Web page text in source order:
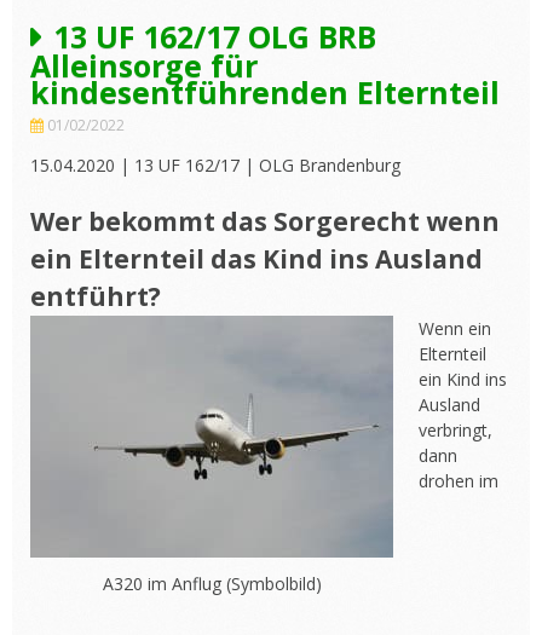
13 UF 162/17 OLG BRB
Alleinsorge für
kindesentführenden Elternteil
01/02/2022
15.04.2020 | 13 UF 162/17 | OLG Brandenburg
Wer bekommt das Sorgerecht wenn
ein Elternteil das Kind ins Ausland
entführt?
A320 im Anflug (Symbolbild)
Wenn ein
Elternteil
ein Kind ins
Ausland
verbringt,
dann
drohen im